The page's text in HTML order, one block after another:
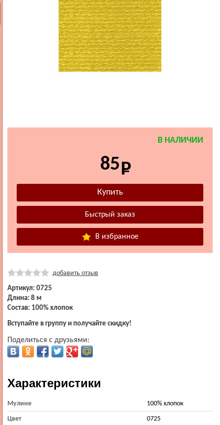
В НАЛИЧИИ
85
В избранное
добавить отзыв
Артикул: 0725
Длина: 8 м
Состав: 100% хлопок
Вступайте в группу и получайте скидку!
Поделиться с друзьями:
Характеристики
Мулине 100% хлопок
Цвет 0725